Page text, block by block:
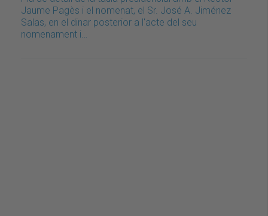
Jaume Pagès i el nomenat, el Sr. José A. Jiménez
Salas, en el dinar posterior a l'acte del seu
nomenament i…